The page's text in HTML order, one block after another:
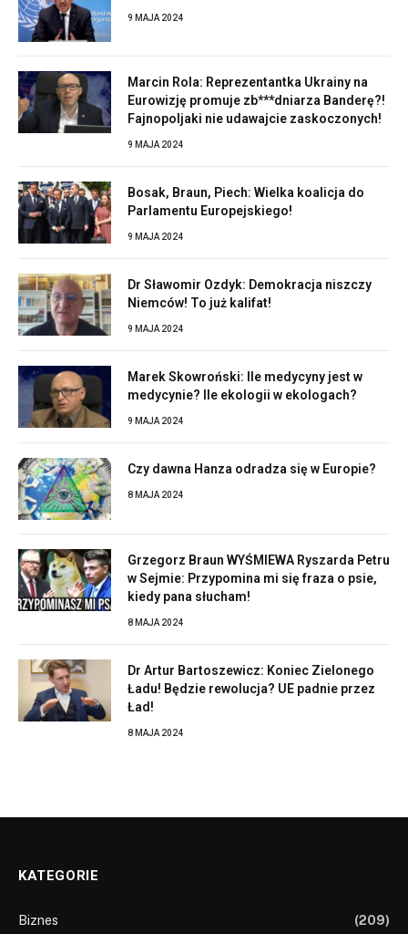
9 MAJA 2024
Marcin Rola: Reprezentantka Ukrainy na
Eurowizję promuje zb***dniarza Banderę?!
Fajnopoljaki nie udawajcie zaskoczonych!
9 MAJA 2024
Bosak, Braun, Piech: Wielka koalicja do
Parlamentu Europejskiego!
9 MAJA 2024
Dr Sławomir Ozdyk: Demokracja niszczy
Niemców! To już kalifat!
9 MAJA 2024
Marek Skowroński: Ile medycyny jest w
medycynie? Ile ekologii w ekologach?
9 MAJA 2024
Czy dawna Hanza odradza się w Europie?
8 MAJA 2024
Grzegorz Braun WYŚMIEWA Ryszarda Petru
w Sejmie: Przypomina mi się fraza o psie,
kiedy pana słucham!
8 MAJA 2024
Dr Artur Bartoszewicz: Koniec Zielonego
Ładu! Będzie rewolucja? UE padnie przez
Ład!
8 MAJA 2024
KATEGORIE
Biznes
(209)